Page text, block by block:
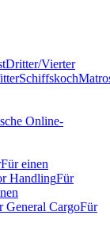
Dritter/Vierter
Schiffskoch
Online-
Für einen
HandlingFür
General CargoFür